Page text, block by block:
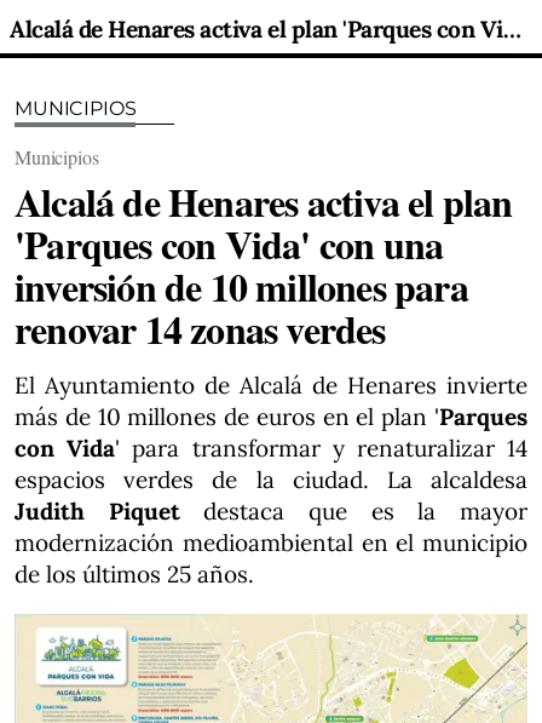
Alcalá de Henares activa el plan 'Parques con Vida' con una inversión de 10 millones para renovar 14 zonas verdes
MUNICIPIOS
Municipios
Alcalá de Henares activa el plan
'Parques con Vida' con una
inversión de 10 millones para
renovar 14 zonas verdes
El Ayuntamiento de Alcalá de Henares invierte
más de 10 millones de euros en el plan 'Parques
con Vida' para transformar y renaturalizar 14
espacios verdes de la ciudad. La alcaldesa
Judith Piquetdestaca que es la mayor
modernización medioambiental en el municipio
de los últimos 25 años.